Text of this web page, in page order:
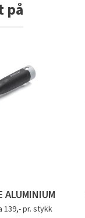
på
ALUMINIUM
139,- pr. stykk